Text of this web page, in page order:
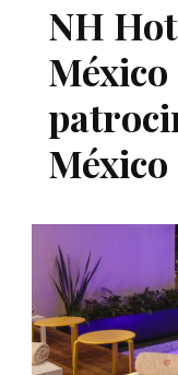
NH
México
México